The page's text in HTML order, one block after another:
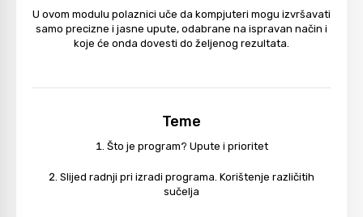
U ovom modulu polaznici uče da kompjuteri mogu izvršavati
samo precizne i jasne upute, odabrane na ispravan način i
koje će onda dovesti do željenog rezultata.
Teme
Što je program? Upute i prioritet
Slijed radnji pri izradi programa. Korištenje različitih
sučelja